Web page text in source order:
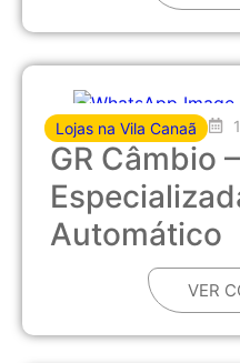
Lojas na Vila Canaã
GR Câmbio –
Automático
VER